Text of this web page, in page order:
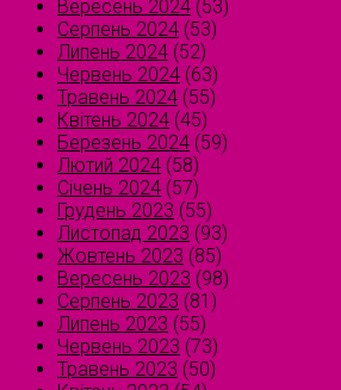
Вересень 2024 (53)
Серпень 2024 (53)
Липень 2024 (52)
Червень 2024 (63)
Травень 2024 (55)
Квітень 2024 (45)
Березень 2024 (59)
Лютий 2024 (58)
Січень 2024 (57)
Грудень 2023 (55)
Листопад 2023 (93)
Жовтень 2023 (85)
Вересень 2023 (98)
Серпень 2023 (81)
Липень 2023 (55)
Червень 2023 (73)
Травень 2023 (50)